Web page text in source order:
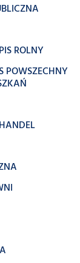
ROLNY
POWSZECHNY